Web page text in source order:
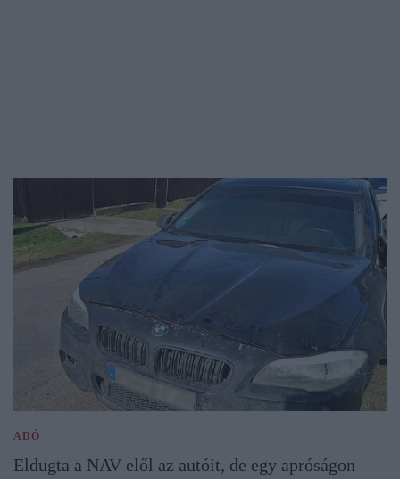
ADÓ
Eldugta a NAV elől az autóit, de egy apróságon